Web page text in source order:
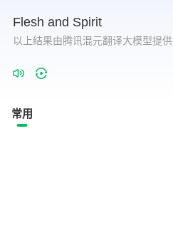
Flesh and Spirit
以上结果由腾讯混元翻译大模型提供
常用